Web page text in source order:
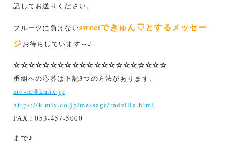
記してお送りください。
フルーツに負けないsweetできゅん♡とするメッセー
ジお待ちしています～♪
☆☆☆☆☆☆☆☆☆☆☆☆☆☆☆☆☆☆☆☆☆
番組への応募は下記3つの方法があります。
mo-ra@kmix.jp
https://k-mix.co.jp/message/radzilla.html
FAX：053-457-5000
まで♪